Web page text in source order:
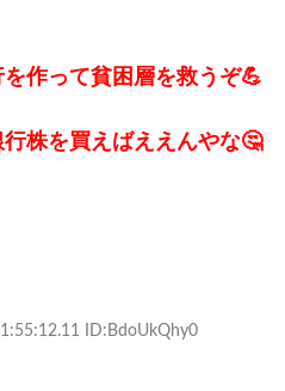
作って貧困層を救うぞ💪
株を買えばええんやな🤔
ID:BdoUkQhy0